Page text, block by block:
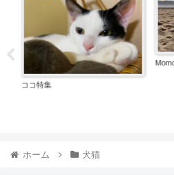
Momo Falling asleep
ホーム 犬猫